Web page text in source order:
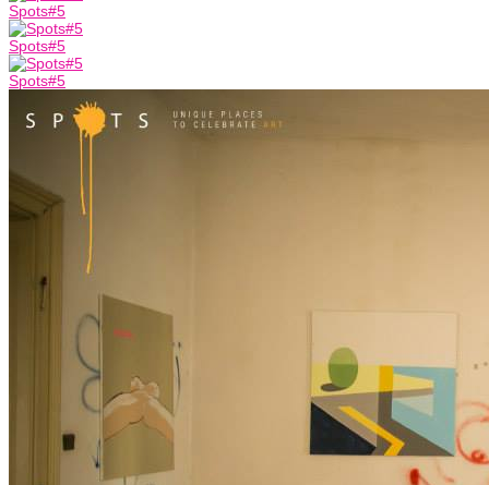
Spots#5
Spots#5
Spots#5